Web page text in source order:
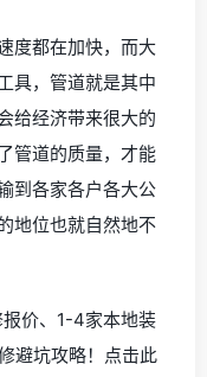
度都在加快，而大
具，管道就是其中
给经济带来很大的
管道的质量，才能
到各家各户各大公
地位也就自然地不
价、1-4家本地装
避坑攻略！点击此